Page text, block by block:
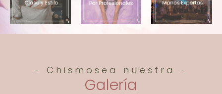
- Chismosea nuestra -
Galería